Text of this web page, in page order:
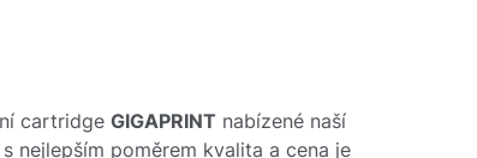
cartridge GIGAPRINT nabízené naší
nejlepším poměrem kvalita a cena je